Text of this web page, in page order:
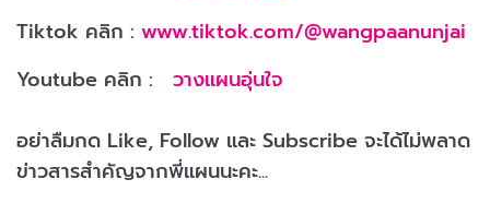
Tiktok คลิก : www.tiktok.com/@wangpaanunjai
Youtube คลิก : วางแผนอุ่นใจ
อย่าลืมกด Like, Follow และ Subscribe จะได้ไม่พลาด
ข่าวสารสำคัญจากพี่แผนนะคะ...